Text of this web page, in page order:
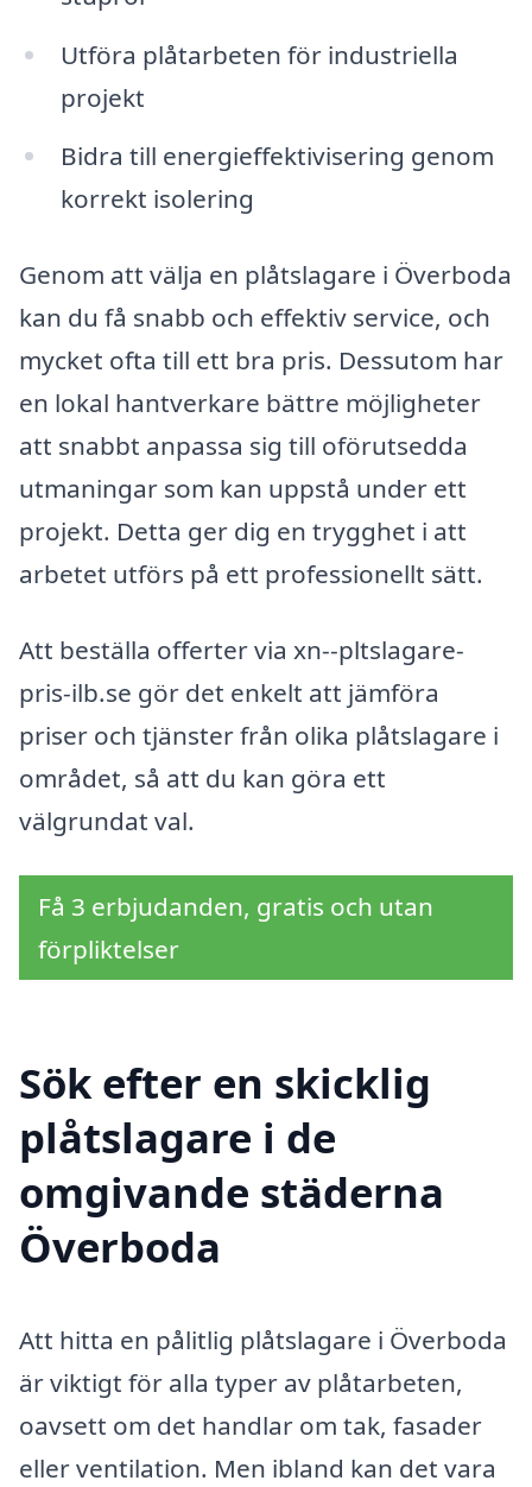
Utföra plåtarbeten för industriella
projekt
Bidra till energieffektivisering genom
korrekt isolering
Genom att välja en plåtslagare i Överboda
kan du få snabb och effektiv service, och
mycket ofta till ett bra pris. Dessutom har
en lokal hantverkare bättre möjligheter
att snabbt anpassa sig till oförutsedda
utmaningar som kan uppstå under ett
projekt. Detta ger dig en trygghet i att
arbetet utförs på ett professionellt sätt.
Att beställa offerter via xn--pltslagare-
pris-ilb.se gör det enkelt att jämföra
priser och tjänster från olika plåtslagare i
området, så att du kan göra ett
välgrundat val.
Få 3 erbjudanden, gratis och utan
förpliktelser
Sök efter en skicklig
plåtslagare i de
omgivande städerna
Överboda
Att hitta en pålitlig plåtslagare i Överboda
är viktigt för alla typer av plåtarbeten,
oavsett om det handlar om tak, fasader
eller ventilation. Men ibland kan det vara